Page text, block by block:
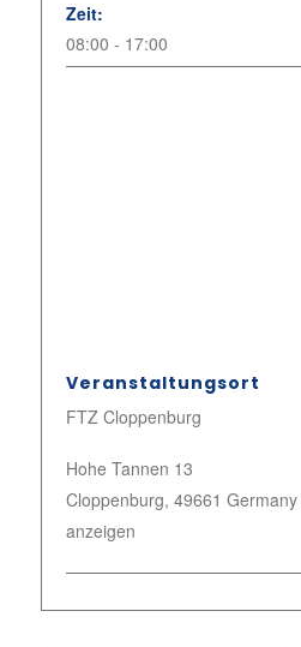
Zeit:
08:00 - 17:00
Veranstaltungsort
FTZ Cloppenburg
Hohe Tannen 13
Cloppenburg, 49661 Germany
anzeigen